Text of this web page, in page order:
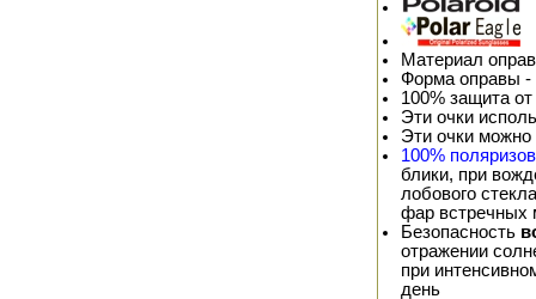
Материал
Форма оправы -
100% защита
Эти очки
Эти очки
100%
блики, при
лобового
фар встречных
Безопасность
отражении
при
день